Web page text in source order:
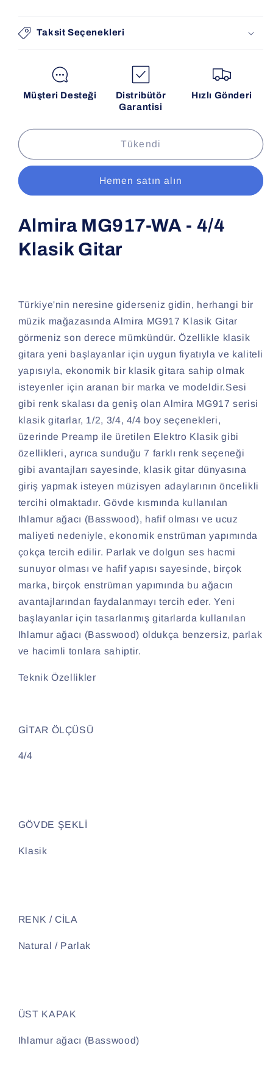
Taksit Seçenekleri
Müşteri Desteği
Distribütör
Garantisi
Hızlı Gönderi
Tükendi
Hemen satın alın
Almira MG917-WA - 4/4
Klasik Gitar
Türkiye'nin neresine giderseniz gidin, herhangi bir
müzik mağazasında Almira MG917 Klasik Gitar
görmeniz son derece mümkündür. Özellikle klasik
gitara yeni başlayanlar için uygun fiyatıyla ve kaliteli
yapısıyla, ekonomik bir klasik gitara sahip olmak
isteyenler için aranan bir marka ve modeldir.Sesi
gibi renk skalası da geniş olan Almira MG917 serisi
klasik gitarlar, 1/2, 3/4, 4/4 boy seçenekleri,
üzerinde Preamp ile üretilen Elektro Klasik gibi
özellikleri, ayrıca sunduğu 7 farklı renk seçeneği
gibi avantajları sayesinde, klasik gitar dünyasına
giriş yapmak isteyen müzisyen adaylarının öncelikli
tercihi olmaktadır.Gövde kısmında kullanılan
Ihlamur ağacı (Basswood), hafif olması ve ucuz
maliyeti nedeniyle, ekonomik enstrüman yapımında
çokça tercih edilir. Parlak ve dolgun ses hacmi
sunuyor olması ve hafif yapısı sayesinde, birçok
marka, birçok enstrüman yapımında bu ağacın
avantajlarından faydalanmayı tercih eder. Yeni
başlayanlar için tasarlanmış gitarlarda kullanılan
Ihlamur ağacı (Basswood) oldukça benzersiz, parlak
ve hacimli tonlara sahiptir.
Teknik Özellikler
GİTAR ÖLÇÜSÜ
4/4
GÖVDE ŞEKLİ
Klasik
RENK / CİLA
Natural / Parlak
ÜST KAPAK
Ihlamur ağacı (Basswood)